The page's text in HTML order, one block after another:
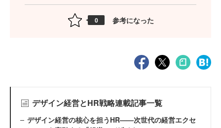
0 参考になった
デザイン経営とHR戦略連載記事一覧
デザイン経営の核心を担うHR——次世代の経営エクセ